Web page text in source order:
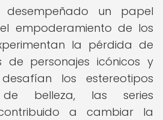
desempeñado un papel
empoderamiento de los
la pérdida de
de personajes icónicos y
los estereotipos
de belleza, las series
a cambiar la